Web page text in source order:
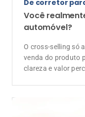
De corretor
Você
automóvel?
O cross-selling só
venda do produto
clareza e valor